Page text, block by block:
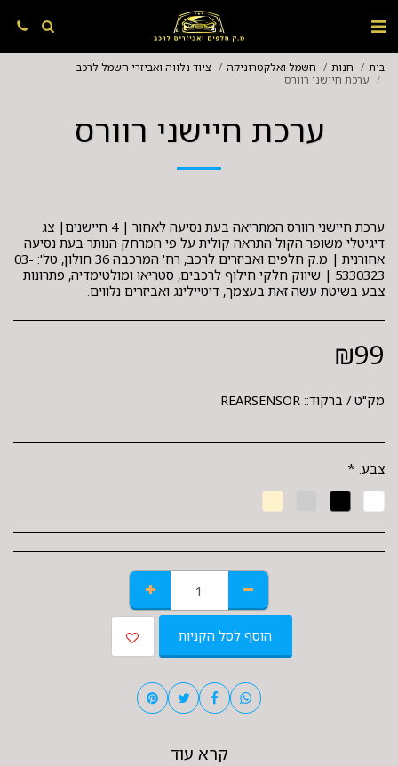
בית חנות חשמל ואלקטרוניקה
ציוד נלווה ואביזרי חשמל לרכב
ערכת חיישני רוורס
ערכת חיישני רוורס
ערכת חיישני רוורס המתריאה בעת נסיעה לאחור | 4 חיישנים| צג
דיגיטלי משופר הקול התראה קולית על פי המרחק הנותר בעת נסיעה
אחורנית | מ.ק חלפים ואביזרים לרכב, רח' המרכבה 36 חולון, טל': 03-
5330323 | שיווק חלקי חילוף לרכבים, סטריאו ומולטימדיה, פתרונות
צבע בשיטת עשה זאת בעצמך, דיטיילינג ואביזרים נלווים.
₪99
מק"ט / ברקוד:: REARSENSOR
צבע: *
הוסף לסל הקניות
קרא עוד